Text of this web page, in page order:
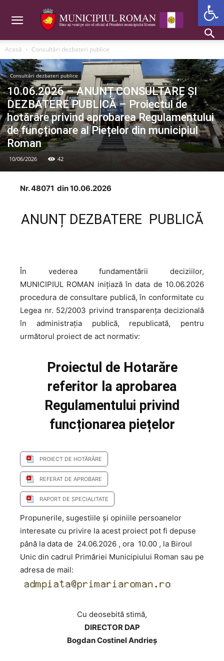
Acasă Consultări dezbateri publice
Consultări dezbateri publice
10.06.2026 – ANUNȚ CONSULTARE ȘI
DEZBATERE PUBLICĂ – Proiectul de
hotărâre privind aprobarea Regulamentului
de funcționare al Piețelor din municipiul
Roman
10/06/2026 42
Nr. 48071 din 10.06.2026
ANUNȚ DEZBATERE PUBLICĂ
În vederea fundamentării deciziilor,
MUNICIPIUL ROMAN inițiază în data de 10.06.2026
procedura de consultare publică, în conformitate cu
Legea nr. 52/2003 privind transparența decizională
în administrația publică, republicată, pentru
următorul proiect de act normativ:
Proiectul de Hotarăre
referitor la aprobarea
Regulamentului privind
funcționarea piețelor
PROIECT DE HOTĂRÂRE
REFERAT DE APROBARE
RAPORT DE SPECIALITATE
Propunerile, sugestiile și opiniile persoanelor
interesate cu privire la acest proiect pot fi depuse
până la data de 24.06.2026 , ora 10.00 , la Biroul
Unic din cadrul Primăriei Municipiului Roman sau pe
adresa de mail:
Cu deosebită stimă,
DIRECTOR DAP
Bogdan Costinel Andrieș